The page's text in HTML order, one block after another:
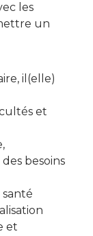
les
un
il(elle)
et
besoins
et